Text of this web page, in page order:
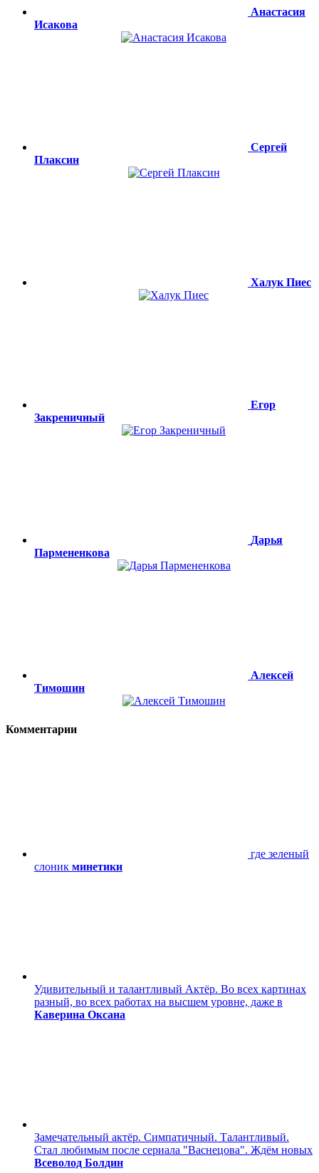
Анастасия
Исакова
Сергей
Плаксин
Халук Пиес
Егор
Закреничный
Дарья
Пармененкова
Алексей
Тимошин
Комментарии
где зеленый
слоник минетики
Удивительный и талантливый Актёр. Во всех картинах
разный, во всех работах на высшем уровне, даже в
Каверина Оксана
Замечательный актёр. Симпатичный. Талантливый.
Стал любимым после сериала "Васнецова". Ждём новых
Всеволод Болдин